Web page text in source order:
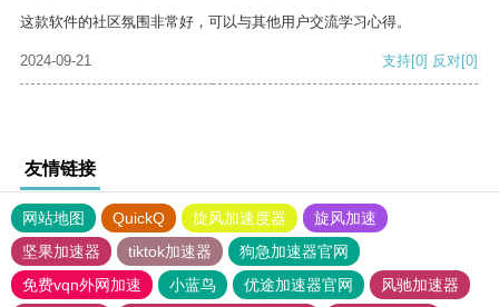
这款软件的社区氛围非常好，可以与其他用户交流学习心得。
2024-09-21 支持[0] 反对[0]
友情链接
网站地图 QuickQ 旋风加速度器
旋风加速
坚果加速器
tiktok加速器
狗急加速器官网
免费vqn外网加速
小蓝鸟 优途加速器官网
风驰加速器